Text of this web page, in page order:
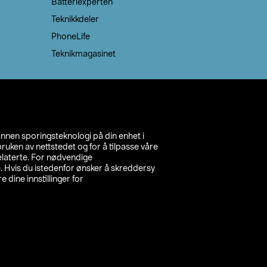
sporingsteknologi på din enhet i
av nettstedet og for å tilpasse våre
For nødvendige
Hvis du istedenfor ønsker å skreddersy
dine innstillinger for
Batteriexperten
Teknikkdeler
PhoneLife
Teknikmagasinet